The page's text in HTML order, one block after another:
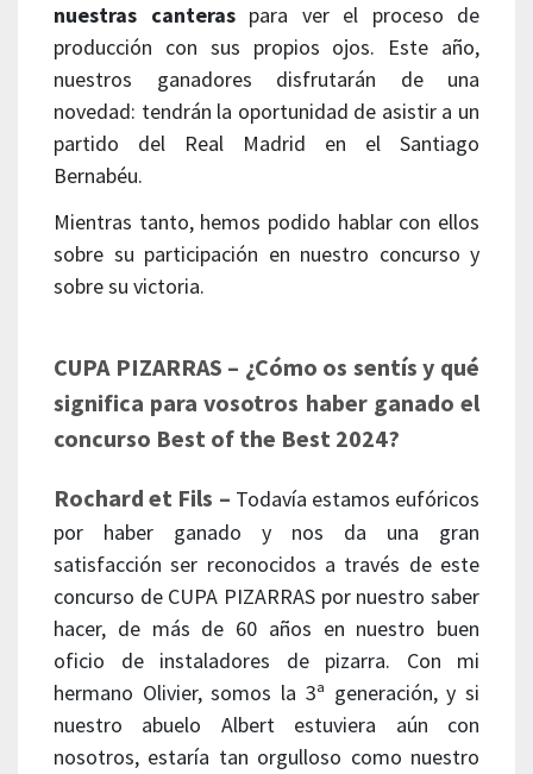
nuestras canteraspara ver el proceso de
producción con sus propios ojos. Este año,
nuestros ganadores disfrutarán de una
novedad: tendrán la oportunidad de asistir a un
partido del Real Madrid en el Santiago
Bernabéu.
Mientras tanto, hemos podido hablar con ellos
sobre su participación en nuestro concurso y
sobre su victoria.
CUPA PIZARRAS – ¿Cómo os sentís y qué
significa para vosotros haber ganado el
concurso Best of the Best 2024?
Rochard et Fils – Todavía estamos eufóricos
por haber ganado y nos da una gran
satisfacción ser reconocidos a través de este
concurso de CUPA PIZARRAS por nuestro saber
hacer, de más de 60 años en nuestro buen
oficio de instaladores de pizarra. Con mi
hermano Olivier, somos la 3ª generación, y si
nuestro abuelo Albert estuviera aún con
nosotros, estaría tan orgulloso como nuestro